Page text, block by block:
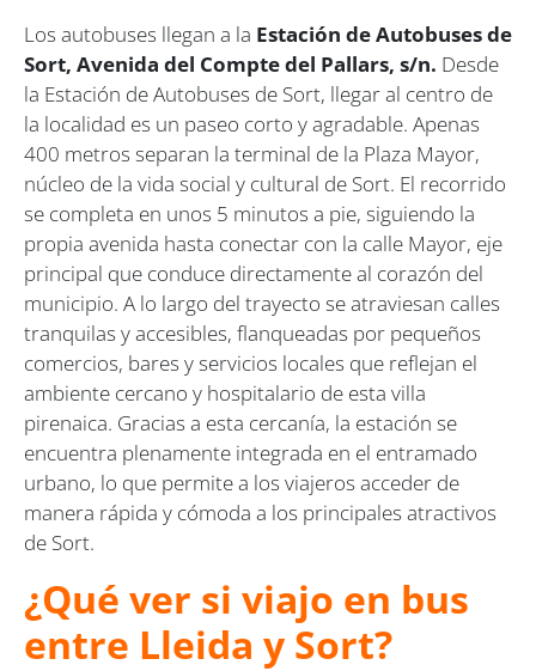
Los autobuses llegan a la Estación de Autobuses de
Sort, Avenida del Compte del Pallars, s/n. Desde
la Estación de Autobuses de Sort, llegar al centro de
la localidad es un paseo corto y agradable. Apenas
400 metros separan la terminal de la Plaza Mayor,
núcleo de la vida social y cultural de Sort. El recorrido
se completa en unos 5 minutos a pie, siguiendo la
propia avenida hasta conectar con la calle Mayor, eje
principal que conduce directamente al corazón del
municipio. A lo largo del trayecto se atraviesan calles
tranquilas y accesibles, flanqueadas por pequeños
comercios, bares y servicios locales que reflejan el
ambiente cercano y hospitalario de esta villa
pirenaica. Gracias a esta cercanía, la estación se
encuentra plenamente integrada en el entramado
urbano, lo que permite a los viajeros acceder de
manera rápida y cómoda a los principales atractivos
de Sort.
¿Qué ver si viajo en bus
entre Lleida y Sort?